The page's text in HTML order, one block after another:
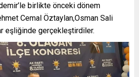
birlikte önceki dönem
Cemal Öztaylan,Osman Sali
eşliğinde gerçekleştirdiler.